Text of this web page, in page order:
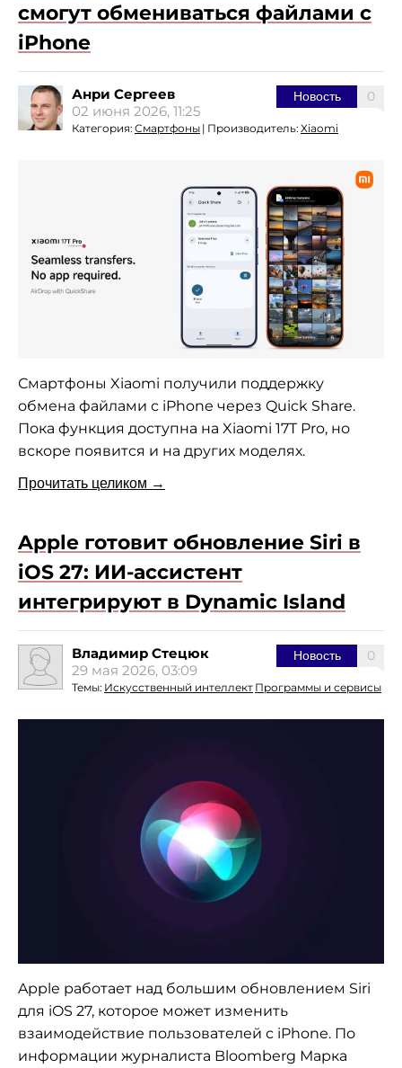
смогут обмениваться файлами с
iPhone
0
Новость
Анри Сергеев
02 июня 2026, 11:25
Категория: Смартфоны | Производитель: Xiaomi
Смартфоны Xiaomi получили поддержку
обмена файлами с iPhone через Quick Share.
Пока функция доступна на Xiaomi 17T Pro, но
вскоре появится и на других моделях.
Прочитать целиком →
Apple готовит обновление Siri в
iOS 27: ИИ-ассистент
интегрируют в Dynamic Island
0
Новость
Владимир Стецюк
29 мая 2026, 03:09
Темы: Искусственный интеллект Программы и сервисы
Apple работает над большим обновлением Siri
для iOS 27, которое может изменить
взаимодействие пользователей с iPhone. По
информации журналиста Bloomberg Марка